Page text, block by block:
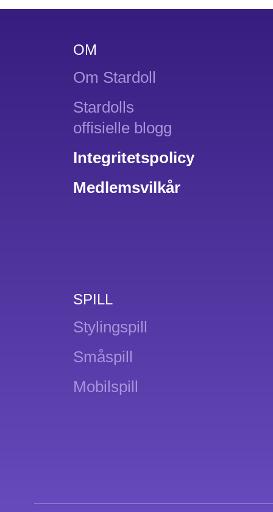
OM
Om Stardoll
Stardolls
offisielle blogg
Integritetspolicy
Medlemsvilkår
SPILL
Stylingspill
Småspill
Mobilspill